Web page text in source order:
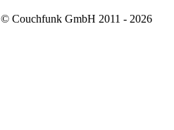
© Couchfunk GmbH 2011 - 2026